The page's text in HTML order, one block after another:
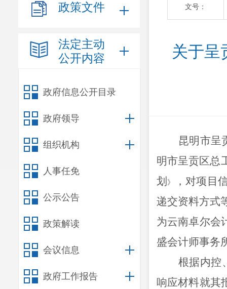
政策文件
法定主动
公开内容
政府信息公开目录
政府领导
组织机构
人事任免
公示公告
政策解读
会议信息
政府工作报告
文号：
关于呈
昆明市呈
明市呈贡区总
划 》
，对项目
递交资料方式
为云南卓尔会
盛会计师事务
根据内控
响应材料就其